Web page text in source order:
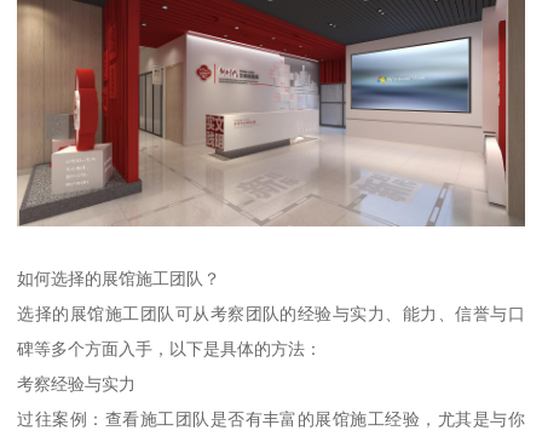
如何选择的展馆施工团队？
选择的展馆施工团队可从考察团队的经验与实力、能力、信誉与口
碑等多个方面入手，以下是具体的方法：
考察经验与实力
过往案例：查看施工团队是否有丰富的展馆施工经验，尤其是与你